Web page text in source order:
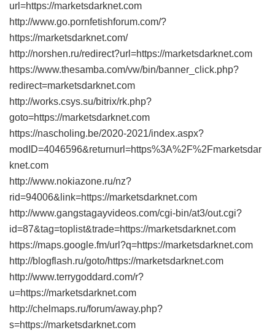
url=https://marketsdarknet.com
http://www.go.pornfetishforum.com/?
https://marketsdarknet.com/
http://norshen.ru/redirect?url=https://marketsdarknet.com
https://www.thesamba.com/vw/bin/banner_click.php?
redirect=marketsdarknet.com
http://works.csys.su/bitrix/rk.php?
goto=https://marketsdarknet.com
https://nascholing.be/2020-2021/index.aspx?
modID=4046596&returnurl=https%3A%2F%2Fmarketsdar
knet.com
http://www.nokiazone.ru/nz?
rid=94006&link=https://marketsdarknet.com
http://www.gangstagayvideos.com/cgi-bin/at3/out.cgi?
id=87&tag=toplist&trade=https://marketsdarknet.com
https://maps.google.fm/url?q=https://marketsdarknet.com
http://blogflash.ru/goto/https://marketsdarknet.com
http://www.terrygoddard.com/r?
u=https://marketsdarknet.com
http://chelmaps.ru/forum/away.php?
s=https://marketsdarknet.com